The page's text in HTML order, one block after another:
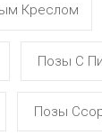
Креслом
Позы С
Позы